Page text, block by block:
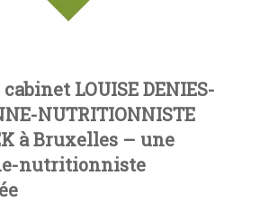
LOUISE DENIES-
NUTRITIONNISTE
à Bruxelles – une
nutritionniste